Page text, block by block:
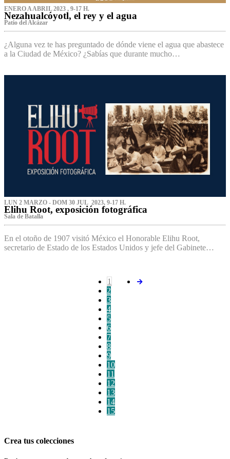
ENERO A ABRIL 2023 , 9-17 H.
Nezahualcóyotl, el rey y el agua
Patio del Alcázar
¿Alguna vez te has preguntado de dónde viene el agua que abastece
a la Ciudad de México? ¿Sabías que durante mucho…
LUN 2 MARZO - DOM 30 JUL 2023, 9-17 H.
Elihu Root, exposición fotográfica
Sala de Batalla
En el otoño de 1907 visitó México el Honorable Elihu Root,
secretario de Estado de los Estados Unidos y jefe del Gabinete…
1
2
3
4
5
6
7
8
9
10
11
12
13
14
15
Crea tus colecciones